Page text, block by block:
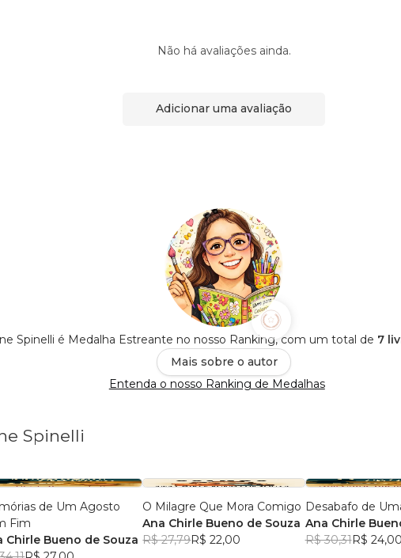
Não há avaliações ainda.
Adicionar uma avaliação
Spinelli é Medalha Estreante no nosso Ranking, com um total de 7
Mais sobre o autor
Entenda o nosso Ranking de Medalhas
Spinelli
de Um Agosto
Fim
Chirle Bueno de Souza
O Milagre Que Mora Comigo
Ana Chirle Bueno de Souza
R$ 27,79R$ 22,00
Desabafo de
Ana Chirle
R$ 30,31R$ 24,00